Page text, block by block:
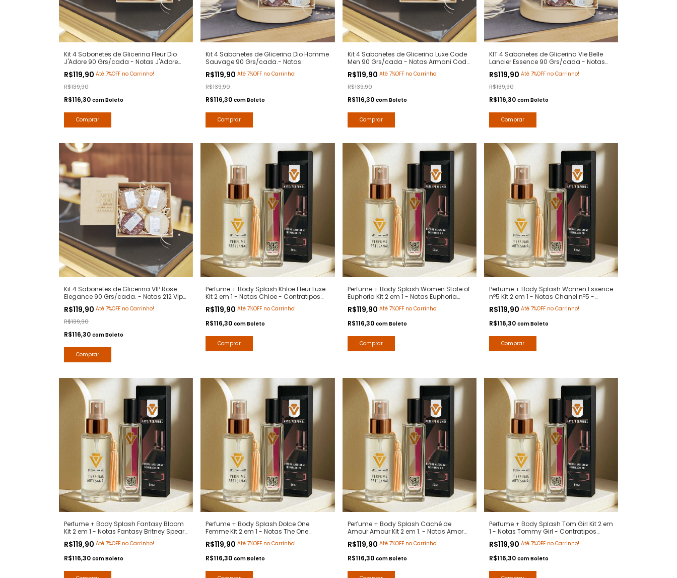
Kit 4 Sabonetes de Glicerina Fleur Dio
J'Adore 90 Grs/cada - Notas J'Adore
Dior - Hidratante com Extratos Naturais
- Arte 1 Perfumes
R$119,90 Até 7%OFF no Carrinho!
R$139,90
R$116,30 comBoleto
Kit 4 Sabonetes de Glicerina Dio Homme
Sauvage 90 Grs/cada.- Notas
Sauvage Dior - Hidratante com Extratos
Naturais - Arte 1 Perfumes
R$119,90Até 7%OFF no Carrinho!
R$139,90
R$116,30comBoleto
Kit 4 Sabonetes de Glicerina Luxe Code
Men 90 Grs/cada - Notas Armani Code
- Hidratante com Extratos Naturais -
Arte 1 Perfumes
R$119,90 Até 7%OFF no Carrinho!
R$139,90
R$116,30 comBoleto
KIT 4 Sabonetes de Glicerina Vie Belle
Lancier Essence 90 Grs/cada - Notas
La Vie Belle Lancome - Hidratante com
Extratos Naturais - Arte 1 Perfumes
R$119,90 Até 7%OFF no Carrinho!
R$139,90
R$116,30 comBoleto
Kit 4 Sabonetes de Glicerina VIP Rose
Elegance 90 Grs/cada. - Notas 212 Vip
Rose Carolina Herrera - Hidratante com
Extratos Naturais - Arte 1 Perfumes
R$119,90 Até 7%OFF no Carrinho!
R$139,90
R$116,30 comBoleto
Perfume + Body Splash Khloe Fleur Luxe
Kit 2 em 1 - Notas Chloe - Contratipos
Premium - Arte 1 Perfumes
R$119,90Até 7%OFF no Carrinho!
R$116,30comBoleto
Perfume + Body Splash Women State of
Euphoria Kit 2 em 1 - Notas Euphoria
Calvin Klein - Contratipos Premium -
Arte 1 Perfumes
R$119,90 Até 7%OFF no Carrinho!
R$116,30 comBoleto
Perfume + Body Splash Women Essence
nº5 Kit 2 em 1 - Notas Chanel nº5 -
Contratipos Premium - Arte 1 Perfumes
R$119,90 Até 7%OFF no Carrinho!
R$116,30 comBoleto
Perfume + Body Splash Fantasy Bloom
Kit 2 em 1 - Notas Fantasy Britney Spears
- Contratipos Premium - Arte 1 Perfumes
R$119,90 Até 7%OFF no Carrinho!
R$116,30 comBoleto
Perfume + Body Splash Dolce One
Femme Kit 2 em 1 - Notas The One
Femme Dolce Gabanna - Contratipos
Premium - Arte 1 Perfumes
R$119,90Até 7%OFF no Carrinho!
R$116,30comBoleto
Perfume + Body Splash Caché de
Amour Amour Kit 2 em 1. - Notas Amor
Amor Cacharrel - Contratipos Premium
- Arte 1 Perfumes
R$119,90 Até 7%OFF no Carrinho!
R$116,30 comBoleto
Perfume + Body Splash Tom Girl Kit 2 em
1 - Notas Tommy Girl - Contratipos
Premium - Arte 1 Perfumes
R$119,90 Até 7%OFF no Carrinho!
R$116,30 comBoleto